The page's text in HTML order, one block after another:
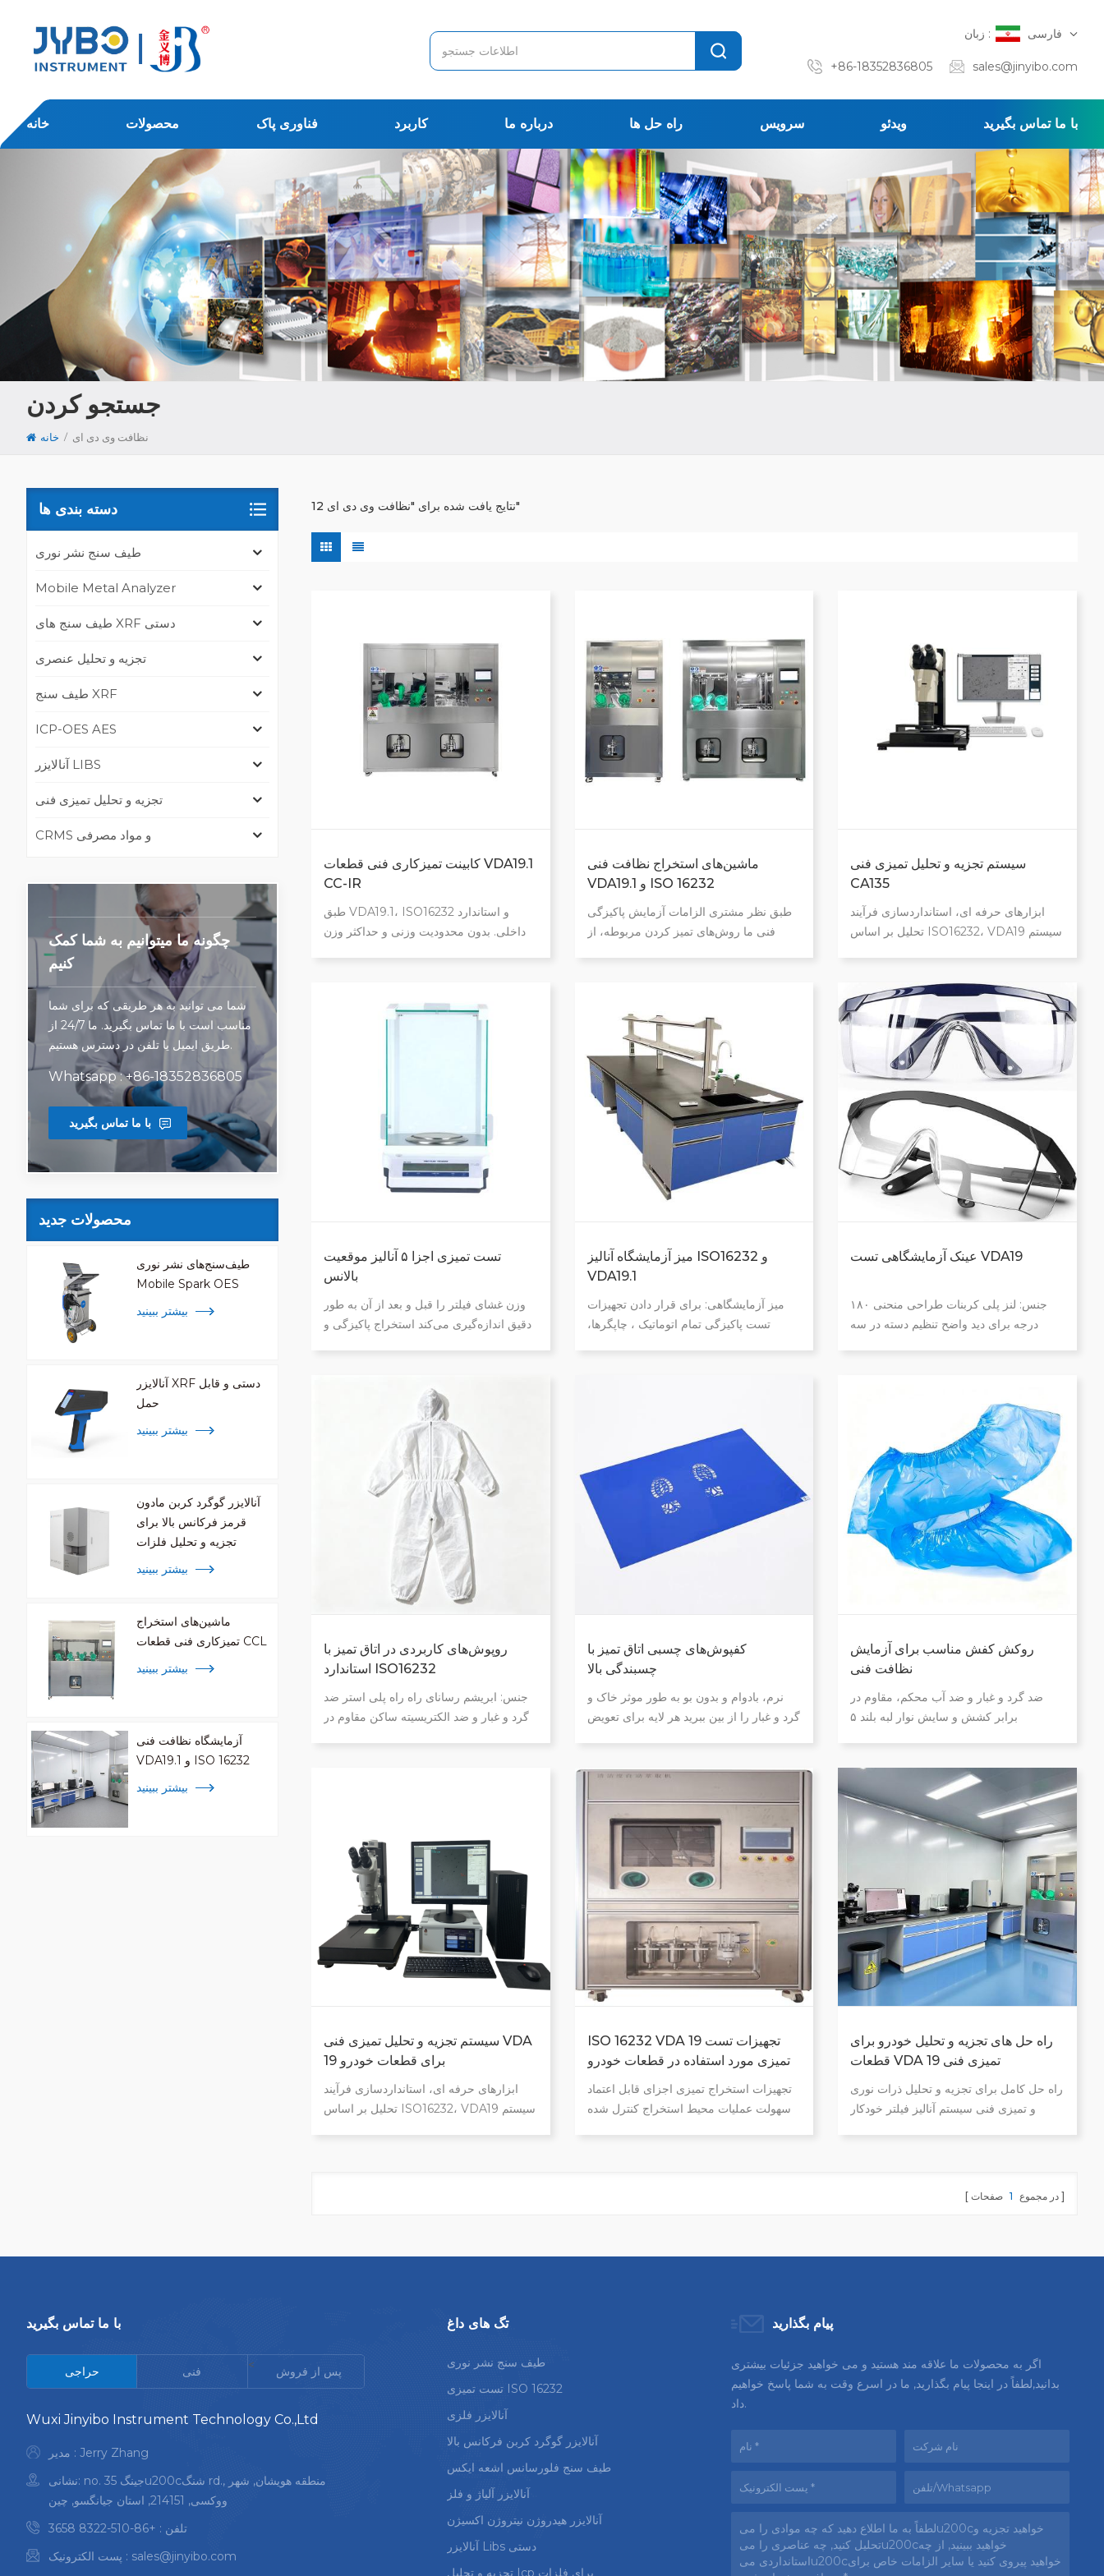
زبان : فارسی
+86-18352836805 sales@jinyibo.com
خانه محصولات فناوری پاک کاربرد درباره ما راه حل ها سرویس ویدئو با ما تماس بگیرید
جستجو کردن
خانه / نظافت وی دی ای
دسته بندی ها
طیف سنج نشر نوری
Mobile Metal Analyzer
طیف سنج های XRF دستی
تجزیه و تحلیل عنصری
طیف سنج XRF
ICP-OES AES
آنالایزر LIBS
تجزیه و تحلیل تمیزی فنی
CRMS و مواد مصرفی
چگونه ما میتوانیم به شما کمک
کنیم
شما می توانید به هر طریقی که برای شما
مناسب است با ما تماس بگیرید. ما 24/7 از
طریق ایمیل یا تلفن در دسترس هستیم.
Whatsapp : +86-18352836805
با ما تماس بگیرید
محصولات جدید
طیف‌سنج‌های نشر نوری
Mobile Spark OES
بیشتر ببینید
آنالایزر XRF دستی و قابل
حمل
بیشتر ببینید
آنالایزر گوگرد کربن مادون
قرمز فرکانس بالا برای
تجزیه و تحلیل فلزات
بیشتر ببینید
ماشین‌های استخراج
تمیزکاری فنی قطعات CCL
بیشتر ببینید
آزمایشگاه نظافت فنی
VDA19.1 و ISO 16232
بیشتر ببینید
12 نتایج یافت شده برای "نظافت وی دی ای"
کابینت تمیزکاری فنی قطعات VDA19.1
CC-IR
طبق VDA19.1، ISO16232 و استاندارد
داخلی. بدون محدودیت وزنی و حداکثر وزن
محدودیت در اندازه محصول و سهولت در کار.
ماشین‌های استخراج نظافت فنی
VDA19.1 و ISO 16232
طبق نظر مشتری الزامات آزمایش پاکیزگی
فنی ما روش‌های تمیز کردن مربوطه، از
هدف دست یابیم. ای استخراج ذرات از
قطعات و اجزا.
سیستم تجزیه و تحلیل تمیزی فنی
CA135
ابزارهای حرفه ای، استانداردسازی فرآیند
تحلیل بر اساس ISO16232، VDA19 سیستم
ساده، گرفتن تصاویر سریع و کارآمد جبران
خودکار، هر تصویر واضح و بدون درز است در
صنایع قطعات خودرو، هوافضا و روانکاری
هیدرولیک استفاده می شود فولکس واگن، بی
ام و، جنرال موتورز، فورد و سایر
خودروسازان بزرگ را راضی کنید
تست تمیزی اجزا ۵ آنالیز موقعیت
بالانس
وزن غشای فیلتر را قبل و بعد از آن به طور
دقیق اندازه‌گیری می‌کند استخراج پاکیزگی و
میز آزمایشگاه آنالیز ISO16232 و
VDA19.1
میز آزمایشگاهی: برای قرار دادن تجهیزات
تست پاکیزگی تمام اتوماتیک ، چاپگرها،
عینک آزمایشگاهی تست VDA19
جنس: لنز پلی کربنات طراحی منحنی ۱۸۰
درجه برای دید واضح تنظیم دسته در سه
روپوش‌های کاربردی در اتاق تمیز با
استاندارد ISO16232
جنس: ابریشم رسانای راه راه پلی استر ضد
گرد و غبار و ضد الکتریسیته ساکن مقاوم در
کفپوش‌های چسبی اتاق تمیز با
چسبندگی بالا
نرم، بادوام و بدون بو به طور موثر خاک و
گرد و غبار را از بین ببرید هر لایه برای تعویض
ISO16232
روکش کفش مناسب برای آزمایش
نظافت فنی
ضد گرد و غبار و ضد آب محکم، مقاوم در
برابر کشش و سایش نوار لبه بلند ۵
سیستم تجزیه و تحلیل تمیزی فنی VDA
19 برای قطعات خودرو
ابزارهای حرفه ای، استانداردسازی فرآیند
تحلیل بر اساس ISO16232، VDA19 سیستم
ISO 16232 VDA 19 تجهیزات تست
تمیزی مورد استفاده در قطعات خودرو
تجهیزات استخراج تمیزی اجزای قابل اعتماد
سهولت عملیات محیط استخراج کنترل شده
راه حل های تجزیه و تحلیل خودرو برای
قطعات VDA 19 تمیزی فنی
راه حل کامل برای تجزیه و تحلیل ذرات نوری
و تمیزی فنی سیستم آنالیز فیلتر خودکار
تجزیه و تحلیل تمیزی با نرم افزار بصری
در مجموع 1 صفحات
با ما تماس بگیرید
حراجی فنی < پس از فروش
Wuxi Jinyibo Instrument Technology Co.,Ltd
مدیر : Jerry Zhang
نشانی: no. 35 جینگu200cشنگ rd., منطقه هویشان, شهر
ووکسی, 214151, استان جیانگسو, چین
تلفن : +86-510-8322 3658
پست الکترونیک : sales@jinyibo.com
تگ های داغ
طیف سنج نشر نوری
تست تمیزی ISO 16232
آنالایزر فلزی
آنالایزر گوگرد کربن فرکانس بالا
طیف سنج فلورسانس اشعه ایکس
آنالایزر آلیاژ و فلز
آنالایزر هیدروژن نیتروژن اکسیژن
آنالایزر Libs دستی
تجزیه و تحلیل Icp برای فلزات
پیام بگذارید
اگر به محصولات ما علاقه مند هستید و می خواهید جزئیات بیشتری
بدانید,لطفاً در اینجا پیام بگذارید, ما در اسرع وقت به شما پاسخ خواهیم
داد.